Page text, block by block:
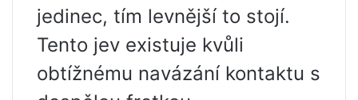
jedinec, tím levnější to stojí.
Tento jev existuje kvůli
obtížnému navázání kontaktu s